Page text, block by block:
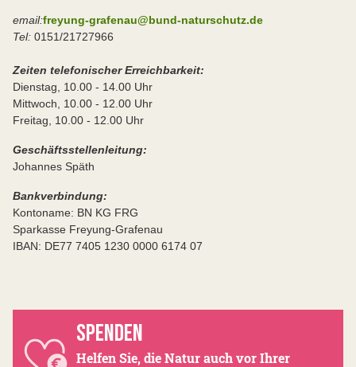
email:freyung-grafenau@bund-naturschutz.de
Tel: 0151/21727966
Zeiten telefonischer Erreichbarkeit:
Dienstag, 10.00 - 14.00 Uhr
Mittwoch, 10.00 - 12.00 Uhr
Freitag, 10.00 - 12.00 Uhr
Geschäftsstellenleitung:
Johannes Späth
Bankverbindung:
Kontoname: BN KG FRG
Sparkasse Freyung-Grafenau
IBAN: DE77 7405 1230 0000 6174 07
SPENDEN
Helfen Sie, die Natur auch vor Ihrer